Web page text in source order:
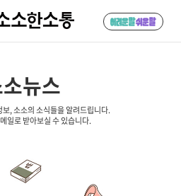
뉴스
, 소소의 소식들을 알려드립니다.
일로 받아보실 수 있습니다.